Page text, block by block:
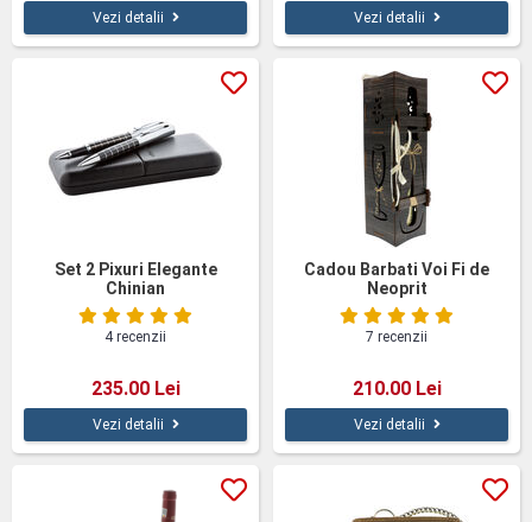
Vezi detalii Vezi detalii
Set 2 Pixuri Elegante
Chinian
4 recenzii
235.00 Lei
Vezi detalii
Cadou Barbati Voi Fi de
Neoprit
7 recenzii
210.00 Lei
Vezi detalii